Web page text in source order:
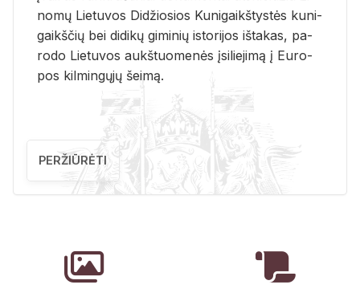
no­mų Lie­tu­vos Di­džio­sios Ku­ni­gaikš­tys­tės ku­ni­
gaikš­čių bei di­di­kų gi­mi­nių is­to­ri­jos iš­ta­kas, pa­
ro­do Lie­tu­vos aukš­tuo­me­nės įsi­lie­ji­mą į Eu­ro­
pos kil­min­gų­jų šei­mą.
PERŽIŪRĖTI